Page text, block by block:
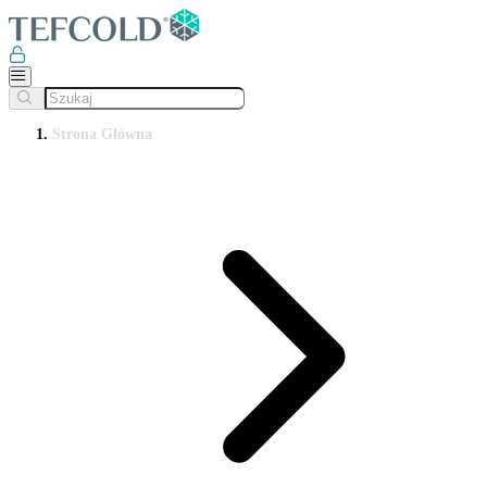
Strona Główna